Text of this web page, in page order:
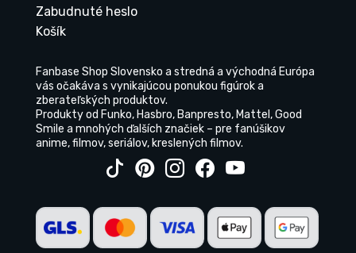
Zabudnuté heslo
Košík
Fanbase Shop Slovensko a stredná a východná Európa
vás očakáva s vynikajúcou ponukou figúrok a
zberateľských produktov.
Produkty od Funko, Hasbro, Banpresto, Mattel, Good
Smile a mnohých ďalších značiek – pre fanúšikov
anime, filmov, seriálov, kreslených filmov.